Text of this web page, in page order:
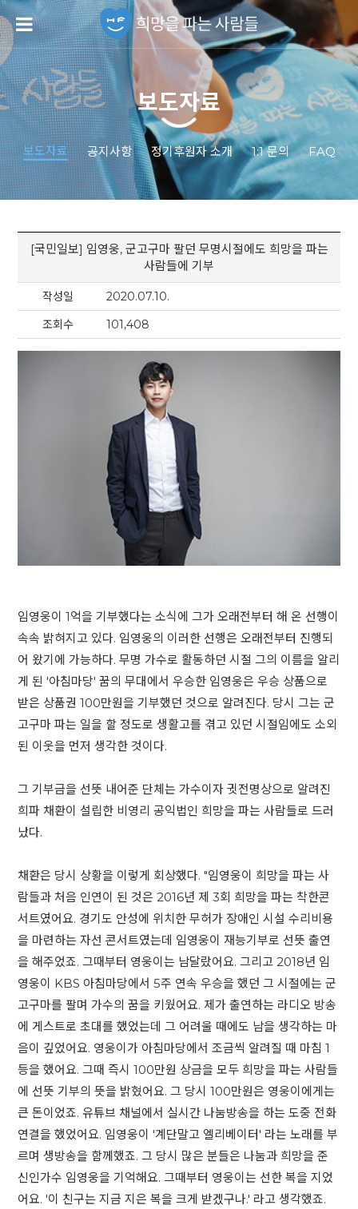
보도자료
보도자료 공지사항 정기후원자 소개 1:1 문의 FAQ
[국민일보] 임영웅, 군고구마 팔던 무명시절에도 희망을 파는
사람들에 기부
작성일
2020.07.10.
조회수
101,408
임영웅이 1억을 기부했다는 소식에 그가 오래전부터 해 온 선행이
속속 밝혀지고 있다. 임영웅의 이러한 선행은 오래전부터 진행되
어 왔기에 가능하다. 무명 가수로 활동하던 시절 그의 이름을 알리
게 된 '아침마당' 꿈의 무대에서 우승한 임영웅은 우승 상품으로
받은 상품권 100만원을 기부했던 것으로 알려진다. 당시 그는 군
고구마 파는 일을 할 정도로 생활고를 겪고 있던 시절임에도 소외
된 이웃을 먼저 생각한 것이다.
그 기부금을 선뜻 내어준 단체는 가수이자 귓전명상으로 알려진
희파 채환이 설립한 비영리 공익법인 희망을 파는 사람들로 드러
났다.
채환은 당시 상황을 이렇게 회상했다. "임영웅이 희망을 파는 사
람들과 처음 인연이 된 것은 2016년 제 3회 희망을 파는 착한콘
서트였어요. 경기도 안성에 위치한 무허가 장애인 시설 수리비용
을 마련하는 자선 콘서트였는데 임영웅이 재능기부로 선뜻 출연
을 해주었죠. 그때부터 영웅이는 남달랐어요. 그리고 2018년 임
영웅이 KBS 아침마당에서 5주 연속 우승을 했던 그 시절에는 군
고구마를 팔며 가수의 꿈을 키웠어요. 제가 출연하는 라디오 방송
에 게스트로 초대를 했었는데 그 어려울 때에도 남을 생각하는 마
음이 깊었어요. 영웅이가 아침마당에서 조금씩 알려질 때 마침 1
등을 했어요. 그때 즉시 100만원 상금을 모두 희망을 파는 사람들
에 선뜻 기부의 뜻을 밝혔어요. 그 당시 100만원은 영웅이에게는
큰 돈이었죠. 유튜브 채널에서 실시간 나눔방송을 하는 도중 전화
연결을 했었어요. 임영웅이 '계단말고 엘리베이터' 라는 노래를 부
르며 생방송을 함께했죠. 그 당시 많은 분들은 나눔과 희망을 준
신인가수 임영웅을 기억해요. 그때부터 영웅이는 선한 복을 지었
어요. '이 친구는 지금 지은 복을 크게 받겠구나.' 라고 생각했죠.